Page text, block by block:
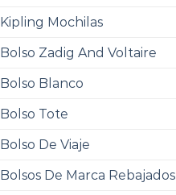
Kipling Mochilas
Bolso Zadig And Voltaire
Bolso Blanco
Bolso Tote
Bolso De Viaje
Bolsos De Marca Rebajados